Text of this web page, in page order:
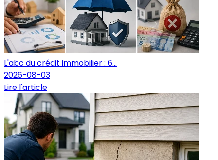
L'abc du crédit immobilier : 6...
2026-08-03
Lire l'article